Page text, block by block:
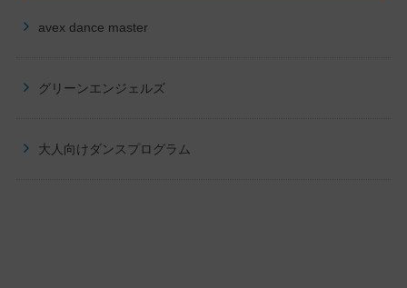
avex dance master
グリーンエンジェルズ
大人向けダンスプログラム